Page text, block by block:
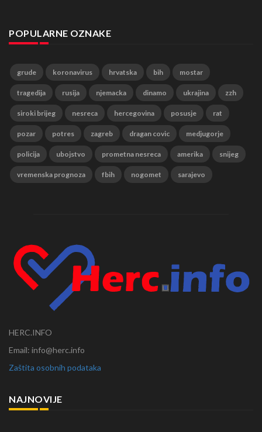
POPULARNE OZNAKE
grude koronavirus hrvatska bih mostar
tragedija rusija njemacka dinamo ukrajina zzh
siroki brijeg nesreca hercegovina posusje rat
pozar potres zagreb dragan covic medjugorje
policija ubojstvo prometna nesreca amerika snijeg
vremenska prognoza fbih nogomet sarajevo
HERC.INFO
Email: info@herc.info
Zaštita osobnih podataka
NAJNOVIJE